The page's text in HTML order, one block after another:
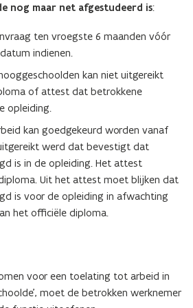
nog maar net afgestudeerd is:
ten vroegste 6 maanden vóór
indienen.
kan niet uitgereikt
of attest dat betrokkene
opleiding.
kan goedgekeurd worden vanaf
werd dat bevestigt dat
is in de opleiding. Het attest
Uit het attest moet blijken dat
is voor de opleiding in afwachting
het officiële diploma.
voor een toelating tot arbeid in
moet de betrokken werknemer